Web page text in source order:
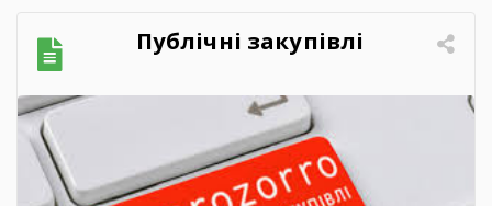
своєї мети. Урочиста подія розпочалася з
хвилини мовчання. Схиливши голови, […]
Публічні закупівлі